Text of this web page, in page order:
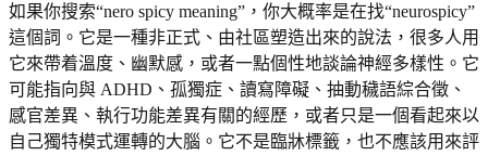
如果你搜索“nero spicy meaning”，你大概率是在找“neurospicy”
這個詞。它是一種非正式、由社區塑造出來的說法，很多人用
它來帶着溫度、幽默感，或者一點個性地談論神經多樣性。它
可能指向與 ADHD、孤獨症、讀寫障礙、抽動穢語綜合徵、
感官差異、執行功能差異有關的經歷，或者只是一個看起來以
自己獨特模式運轉的大腦。它不是臨牀標籤，也不應該用來評